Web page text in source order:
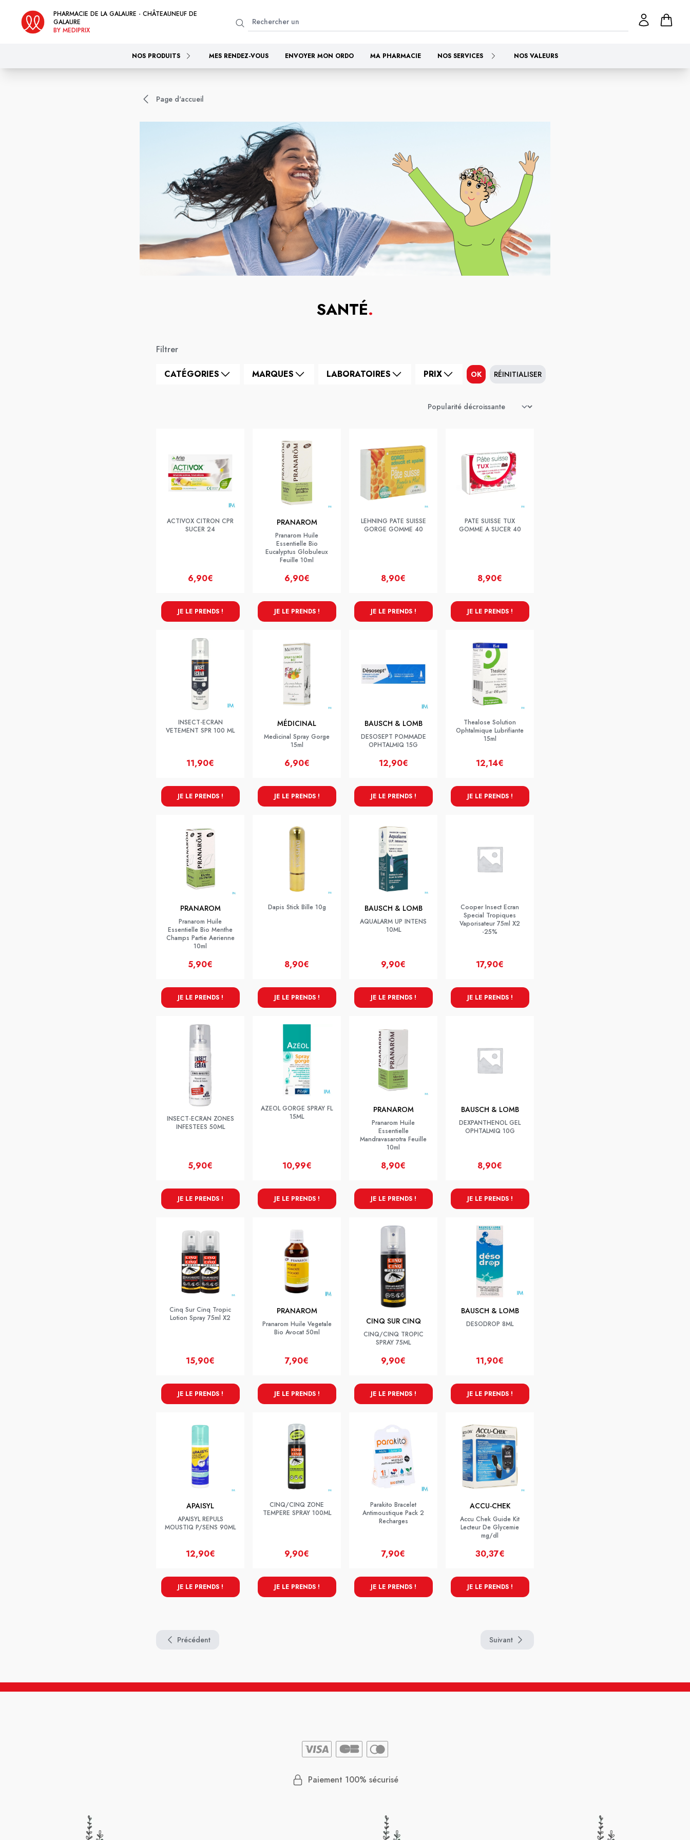
PHARMACIE DE LA GALAURE - CHÂTEAUNEUF DE
GALAURE
BY MEDIPRIX
NOS PRODUITS MES RENDEZ-VOUS ENVOYER MON ORDO MA PHARMACIE NOS SERVICES NOS VALEURS
Page d'accueil
SANTÉ.
Filtrer
CATÉGORIES MARQUES LABORATOIRES PRIX OK RÉINITIALISER
ACTIVOX CITRON CPR
SUCER 24
6,90€
JE LE PRENDS !
PRANAROM
Pranarom Huile
Essentielle Bio
Eucalyptus Globuleux
Feuille 10ml
6,90€
JE LE PRENDS !
LEHNING PATE SUISSE
GORGE GOMME 40
8,90€
JE LE PRENDS !
PATE SUISSE TUX
GOMME A SUCER 40
8,90€
JE LE PRENDS !
INSECT-ECRAN
VETEMENT SPR 100 ML
11,90€
JE LE PRENDS !
MÉDICINAL
Medicinal Spray Gorge
15ml
6,90€
JE LE PRENDS !
BAUSCH & LOMB
DESOSEPT POMMADE
OPHTALMIQ 15G
12,90€
JE LE PRENDS !
Thealose Solution
Ophtalmique Lubrifiante
15ml
12,14€
JE LE PRENDS !
PRANAROM
Pranarom Huile
Essentielle Bio Menthe
Champs Partie Aerienne
10ml
5,90€
JE LE PRENDS !
Dapis Stick Bille 10g
8,90€
JE LE PRENDS !
BAUSCH & LOMB
AQUALARM UP INTENS
10ML
9,90€
JE LE PRENDS !
Cooper Insect Ecran
Special Tropiques
Vaporisateur 75ml X2
-25%
17,90€
JE LE PRENDS !
INSECT-ECRAN ZONES
INFESTEES 50ML
5,90€
JE LE PRENDS !
AZEOL GORGE SPRAY FL
15ML
10,99€
JE LE PRENDS !
PRANAROM
Pranarom Huile
Essentielle
Mandravasarotra Feuille
10ml
8,90€
JE LE PRENDS !
BAUSCH & LOMB
DEXPANTHENOL GEL
OPHTALMIQ 10G
8,90€
JE LE PRENDS !
Cinq Sur Cinq Tropic
Lotion Spray 75ml X2
15,90€
JE LE PRENDS !
PRANAROM
Pranarom Huile Vegetale
Bio Avocat 50ml
7,90€
JE LE PRENDS !
CINQ SUR CINQ
CINQ/CINQ TROPIC
SPRAY 75ML
9,90€
JE LE PRENDS !
BAUSCH & LOMB
DESODROP 8ML
11,90€
JE LE PRENDS !
APAISYL
APAISYL REPULS
MOUSTIQ P/SENS 90ML
12,90€
JE LE PRENDS !
CINQ/CINQ ZONE
TEMPERE SPRAY 100ML
9,90€
JE LE PRENDS !
Parakito Bracelet
Antimoustique Pack 2
Recharges
7,90€
JE LE PRENDS !
ACCU-CHEK
Accu Chek Guide Kit
Lecteur De Glycemie
mg/dl
30,37€
JE LE PRENDS !
Précédent Suivant
Paiement 100% sécurisé